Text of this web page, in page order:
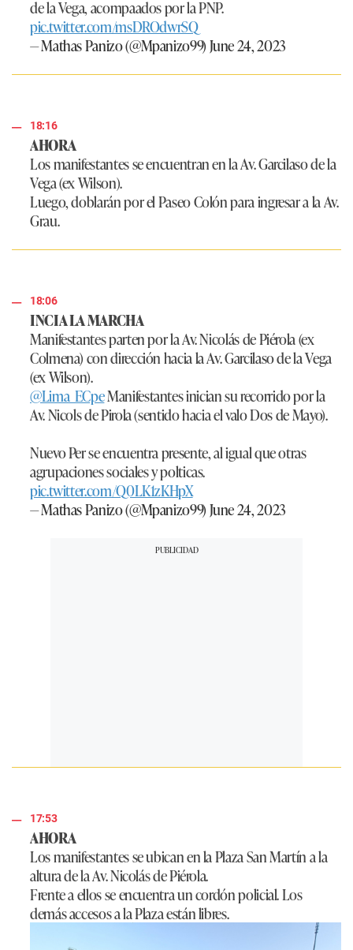
de la Vega, acompaados por la PNP.
pic.twitter.com/msDROdwrSQ
— Mathas Panizo (@Mpanizo99)June 24, 2023
18:16
AHORA
Los manifestantes se encuentran en la Av. Garcilaso de la
Vega (ex Wilson).
Luego, doblarán por el Paseo Colón para ingresar a la Av.
Grau.
18:06
INCIA LA MARCHA
Manifestantes parten por la Av. Nicolás de Piérola (ex
Colmena) con dirección hacia la Av. Garcilaso de la Vega
(ex Wilson).
@Lima_ECpeManifestantes inician su recorrido por la
Av. Nicols de Pirola (sentido hacia el valo Dos de Mayo).
Nuevo Per se encuentra presente, al igual que otras
agrupaciones sociales y polticas.
pic.twitter.com/Q0LK1zKHpX
— Mathas Panizo (@Mpanizo99)June 24, 2023
17:53
AHORA
Los manifestantes se ubican en la Plaza San Martín a la
altura de la Av. Nicolás de Piérola.
Frente a ellos se encuentra un cordón policial. Los
demás accesos a la Plaza están libres.